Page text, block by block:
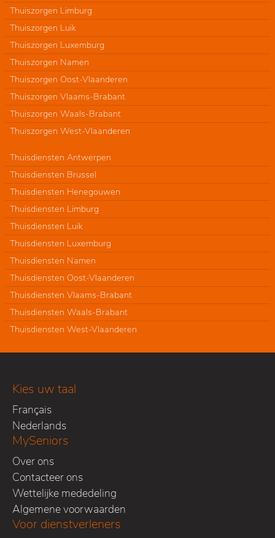
Thuiszorgen Limburg
Thuiszorgen Luik
Thuiszorgen Luxemburg
Thuiszorgen Namen
Thuiszorgen Oost-Vlaanderen
Thuiszorgen Vlaams-Brabant
Thuiszorgen Waals-Brabant
Thuiszorgen West-Vlaanderen
Thuisdiensten Antwerpen
Thuisdiensten Brussel
Thuisdiensten Henegouwen
Thuisdiensten Limburg
Thuisdiensten Luik
Thuisdiensten Luxemburg
Thuisdiensten Namen
Thuisdiensten Oost-Vlaanderen
Thuisdiensten Vlaams-Brabant
Thuisdiensten Waals-Brabant
Thuisdiensten West-Vlaanderen
Kies uw taal
Français
Nederlands
MySeniors
Over ons
Contacteer ons
Wettelijke mededeling
Algemene voorwaarden
Voor dienstverleners